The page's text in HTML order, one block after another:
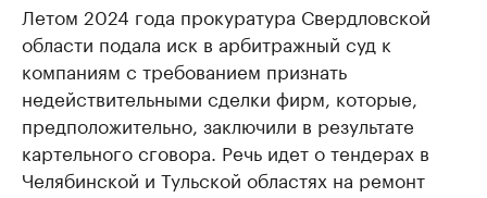
Летом 2024 года прокуратура Свердловской
области подала иск в арбитражный суд к
компаниям с требованием признать
недействительными сделки фирм, которые,
предположительно, заключили в результате
картельного сговора. Речь идет о тендерах в
Челябинской и Тульской областях на ремонт